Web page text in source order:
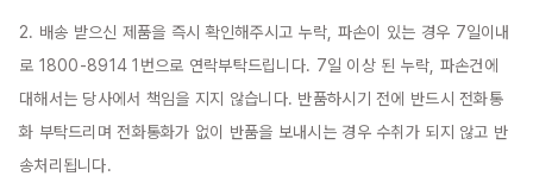
2. 배송 받으신 제품을 즉시 확인해주시고 누락, 파손이 있는 경우 7일이내
로 1800-8914 1번으로 연락부탁드립니다. 7일 이상 된 누락, 파손건에
대해서는 당사에서 책임을 지지 않습니다. 반품하시기 전에 반드시 전화통
화 부탁드리며 전화통화가 없이 반품을 보내시는 경우 수취가 되지 않고 반
송처리됩니다.